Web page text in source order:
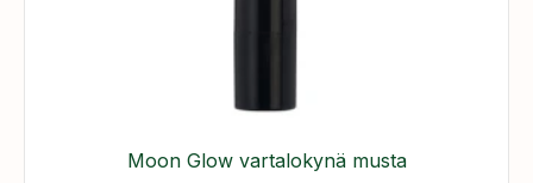
Moon Glow vartalokynä musta